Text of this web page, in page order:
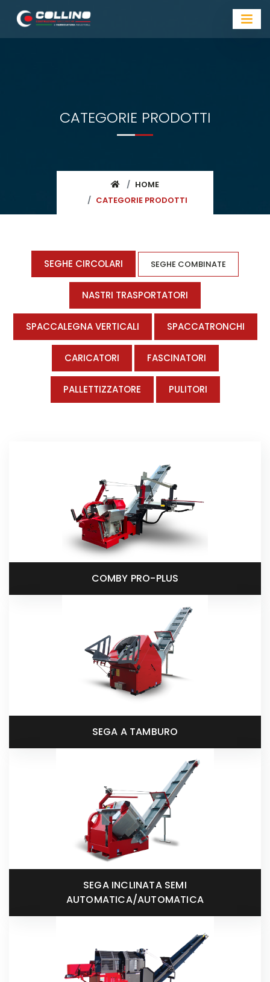
CATEGORIE PRODOTTI
HOME
CATEGORIE PRODOTTI
SEGHE CIRCOLARI SEGHE COMBINATE
NASTRI TRASPORTATORI
SPACCALEGNA VERTICALI SPACCATRONCHI
CARICATORI FASCINATORI
PALLETTIZZATORE PULITORI
COMBY PRO-PLUS
SEGA A TAMBURO
SEGA INCLINATA SEMI
AUTOMATICA/AUTOMATICA